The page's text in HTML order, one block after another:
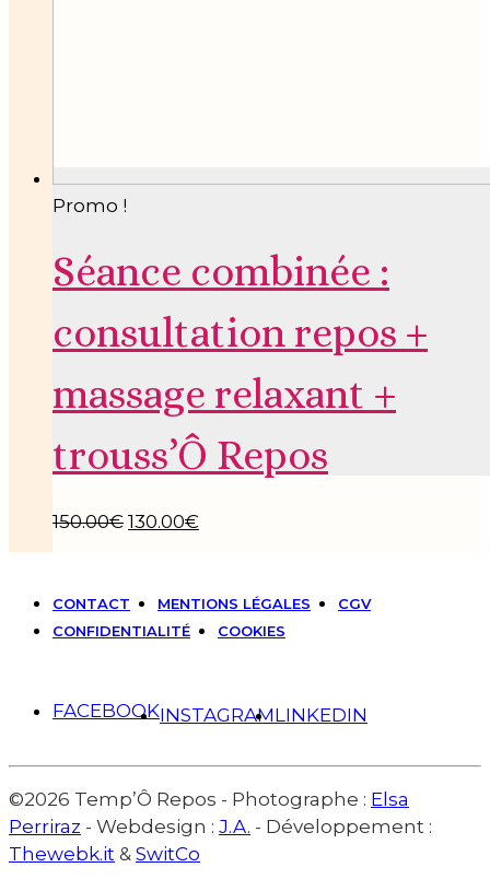
Promo !
Séance combinée :
consultation repos +
massage relaxant +
trouss’Ô Repos
150.00€ Le
était :
150.00€.
130.00€Le
est :
130.00€.
CONTACT MENTIONS LÉGALES
CGV
CONFIDENTIALITÉ
COOKIES
FACEBOOKINSTAGRAMLINKEDIN
©2026 Temp’Ô Repos - Photographe : Elsa
Perriraz - Webdesign : J.A. - Développement :
Thewebk.it & SwitCo